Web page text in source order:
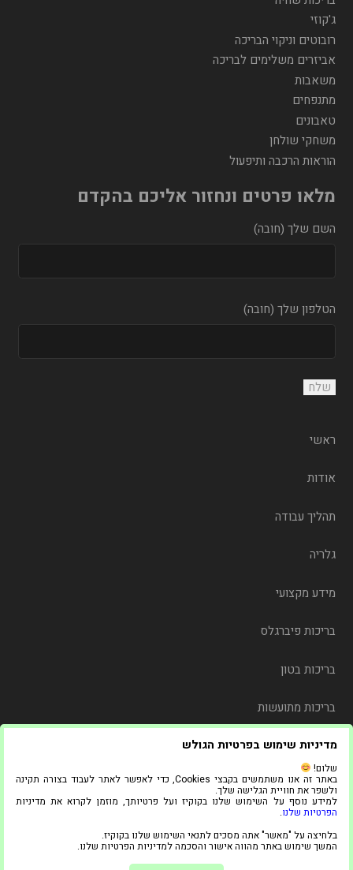
מדיניות שימוש בפרטיות הגולש
שלום!
באתר זה אנו משתמשים בקבצי Cookies, כדי לאפשר לאתר לעבוד בצורה תקינה
ולשפר את חוויית הגלישה שלך.
למידע נוסף על השימוש שלנו בקוקיז ועל פרטיותך, מוזמן לקרוא את מדיניות
הפרטיות שלנו.
בלחיצה על "מאשר" אתה מסכים לתנאי השימוש שלנו בקוקיז.
המשך שימוש באתר מהווה אישור והסכמה למדיניות הפרטיות שלנו.
ג'קוזי
רובוטים וניקוי הבריכה
אביזרים משלימים לבריכה
משאבות
מתנפחים
טאבונים
משחקי שולחן
הוראות הרכבה ותיפעול
מלאו פרטים ונחזור אליכם בהקדם
השם שלך (חובה)
הטלפון שלך (חובה)
ראשי
אודות
תהליך עבודה
גלריה
מידע מקצועי
בריכות פיברגלס
בריכות בטון
בריכות מתועשות
משלוח
צור קשר